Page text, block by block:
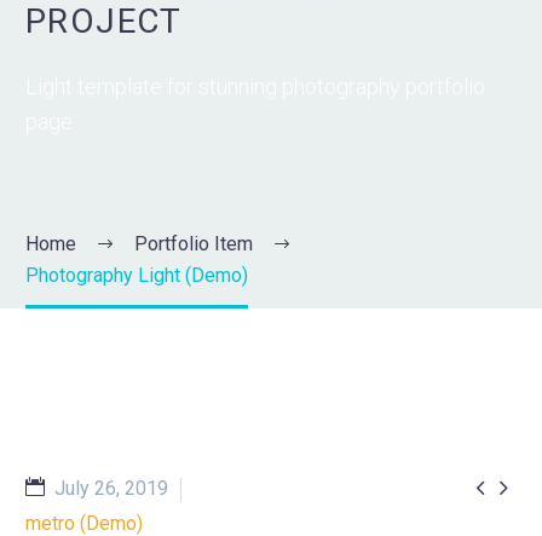
PROJECT
Home
Portfolio Item
Photography Light (Demo)
 
July 26, 2019
metro (Demo)